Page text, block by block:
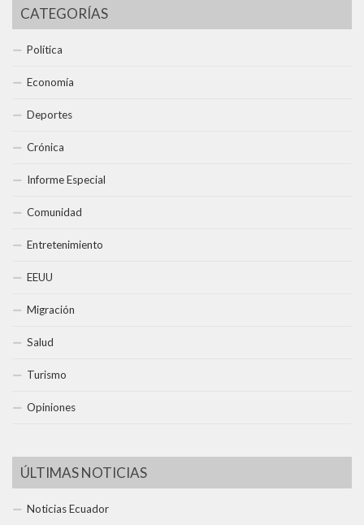
CATEGORÍAS
Política
Economía
Deportes
Crónica
Informe Especial
Comunidad
Entretenimiento
EEUU
Migración
Salud
Turismo
Opiniones
ÚLTIMAS NOTICIAS
Noticias Ecuador